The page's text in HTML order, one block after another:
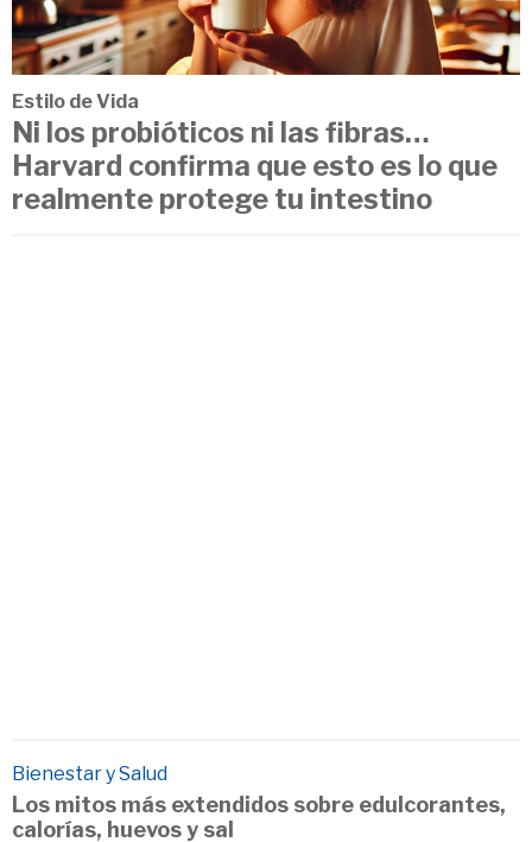
Estilo de Vida
Ni los probióticos ni las fibras…
Harvard confirma que esto es lo que
realmente protege tu intestino
Bienestar y Salud
Los mitos más extendidos sobre edulcorantes,
calorías, huevos y sal